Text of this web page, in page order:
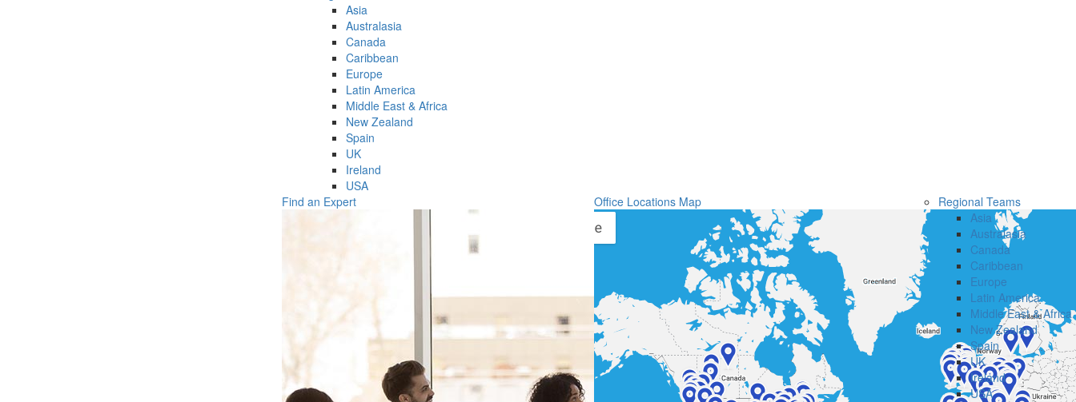
Asia
Australasia
Canada
Caribbean
Europe
Latin America
Middle East & Africa
New Zealand
Spain
UK
Ireland
USA
Find an Expert
Office Locations Map
Regional Teams
Asia
Australasia
Canada
Caribbean
Europe
Latin America
Middle East & Africa
New Zealand
Spain
UK
Ireland
USA